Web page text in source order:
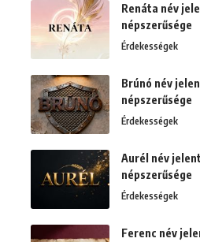
Renáta név
népszerűsége
Érdekességek
Brúnó név
népszerűsége
Érdekességek
Aurél név
népszerűsége
Érdekességek
Ferenc név